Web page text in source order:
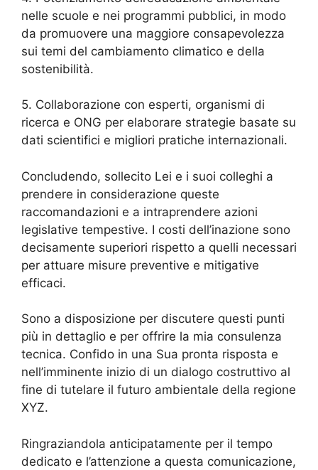
nelle scuole e nei programmi pubblici, in modo
da promuovere una maggiore consapevolezza
sui temi del cambiamento climatico e della
sostenibilità.
5. Collaborazione con esperti, organismi di
ricerca e ONG per elaborare strategie basate su
dati scientifici e migliori pratiche internazionali.
Concludendo, sollecito Lei e i suoi colleghi a
prendere in considerazione queste
raccomandazioni e a intraprendere azioni
legislative tempestive. I costi dell’inazione sono
decisamente superiori rispetto a quelli necessari
per attuare misure preventive e mitigative
efficaci.
Sono a disposizione per discutere questi punti
più in dettaglio e per offrire la mia consulenza
tecnica. Confido in una Sua pronta risposta e
nell’imminente inizio di un dialogo costruttivo al
fine di tutelare il futuro ambientale della regione
XYZ.
Ringraziandola anticipatamente per il tempo
dedicato e l’attenzione a questa comunicazione,